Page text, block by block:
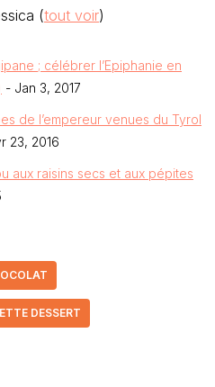
(tout voir)
; célébrer l’Epiphanie en
- Jan 3, 2017
de l’empereur venues du Tyrol
23, 2016
aux raisins secs et aux pépites
DESSERT